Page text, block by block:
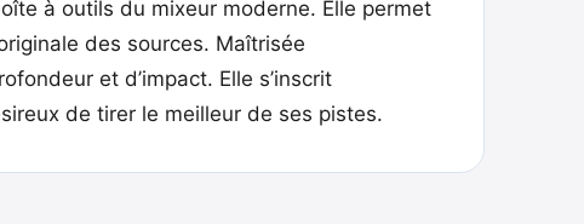
à outils du mixeur moderne. Elle permet
des sources. Maîtrisée
et d’impact. Elle s’inscrit
de tirer le meilleur de ses pistes.